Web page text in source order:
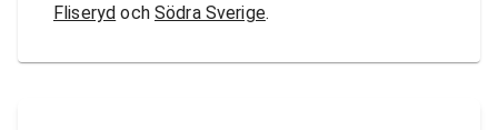
Fliseryd och Södra Sverige.